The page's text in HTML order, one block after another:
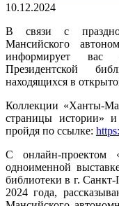
10.12.2024
В связи с
Мансийского
информирует вас
Президентской
находящихся в
Коллекции «Ханты-
страницы истории»
пройдя по ссылке:
С онлайн-проектом
одноименной
библиотеки в г. Санкт-
2024 года,